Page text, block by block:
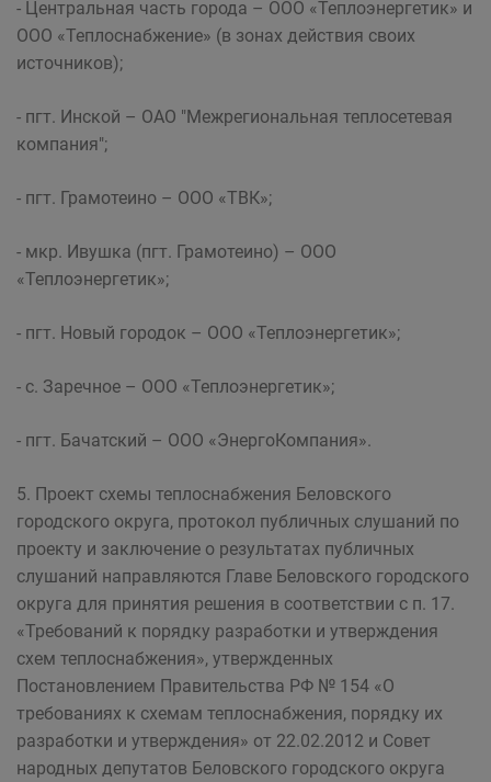
- Центральная часть города – ООО «Теплоэнергетик» и
ООО «Теплоснабжение» (в зонах действия своих
источников);
- пгт. Инской – ОАО "Межрегиональная теплосетевая
компания";
- пгт. Грамотеино – ООО «ТВК»;
- мкр. Ивушка (пгт. Грамотеино) – ООО
«Теплоэнергетик»;
- пгт. Новый городок – ООО «Теплоэнергетик»;
- с. Заречное – ООО «Теплоэнергетик»;
- пгт. Бачатский – ООО «ЭнергоКомпания».
5. Проект схемы теплоснабжения Беловского
городского округа, протокол публичных слушаний по
проекту и заключение о результатах публичных
слушаний направляются Главе Беловского городского
округа для принятия решения в соответствии с п. 17.
«Требований к порядку разработки и утверждения
схем теплоснабжения», утвержденных
Постановлением Правительства РФ № 154 «О
требованиях к схемам теплоснабжения, порядку их
разработки и утверждения» от 22.02.2012 и Совет
народных депутатов Беловского городского округа